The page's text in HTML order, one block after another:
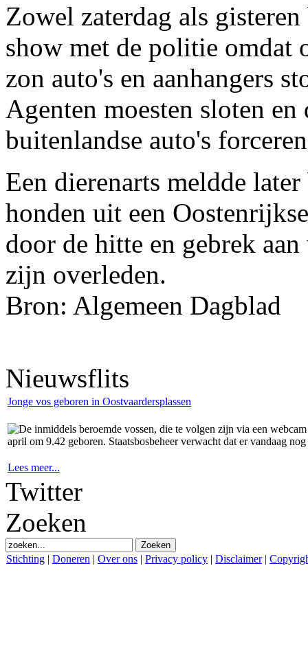
Zowel zaterdag als
show met de politie omdat
zon auto's en aanhangers
Agenten moesten sloten
buitenlandse auto's
Een dierenarts meldde
honden uit een
door de hitte en gebrek
zijn overleden.
Bron: Algemeen Dagblad
Nieuwsflits
Jonge vos geboren in Oostvaardersplassen
De inmiddels beroemde vossen, die te volgen zijn via een
april om 9.42 geboren. Staatsbosbeheer verwacht dat er vandaag
Lees meer...
Twitter
Zoeken
Stichting | Doneren | Over ons | Privacy policy | Disclaimer|